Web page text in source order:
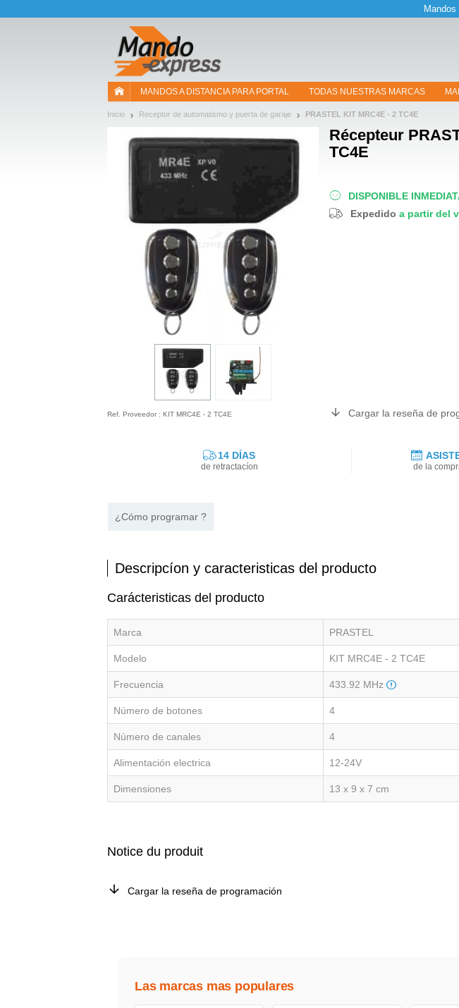
MANDOS A DISTANCIA PARA PORTAL TODAS NUESTRAS MARCAS
Inicio Receptor de automatismo y puerta de garaje PRASTEL KIT MRC4E - 2 TC4E
Récepteur
TC4E
DISPONIBLE
Expedido a partir del
Ref. Proveedor : KIT MRC4E - 2 TC4E Cargar la reseña de
14 DÍAS
de retractacíon de la
¿Cómo programar ?
Descripcíon y caracteristicas del producto
Carácteristicas del producto
Marca PRASTEL
Modelo KIT MRC4E - 2 TC4E
Frecuencia 433.92 MHz
Número de botones 4
Número de canales 4
Alimentación electrica 12-24V
Dimensiones 13 x 9 x 7 cm
Notice du produit
Cargar la reseña de programación
Las marcas mas populares